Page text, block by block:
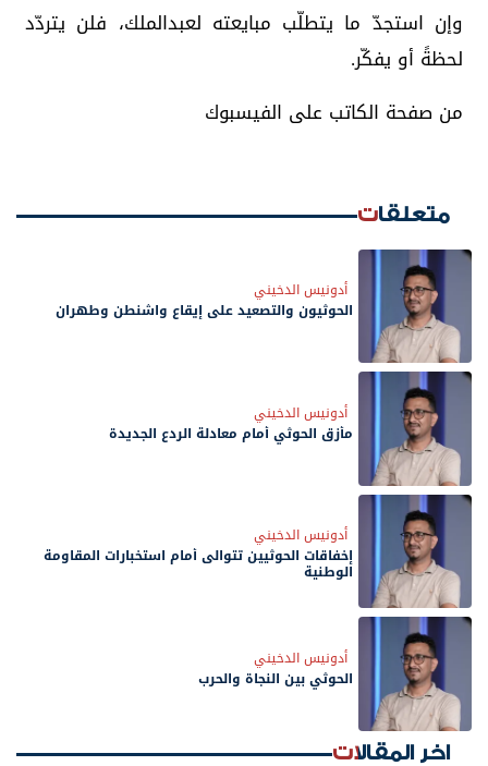
وإن استجدّ ما يتطلّب مبايعته لعبدالملك، فلن يتردّد
لحظةً أو يفكّر.
من صفحة الكاتب على الفيسبوك
متعلقات
أدونيس الدخيني
الحوثيون والتصعيد على إيقاع واشنطن وطهران
أدونيس الدخيني
مأزق الحوثي أمام معادلة الردع الجديدة
أدونيس الدخيني
إخفاقات الحوثيين تتوالى أمام استخبارات المقاومة
الوطنية
أدونيس الدخيني
الحوثي بين النجاة والحرب
اخر المقالات